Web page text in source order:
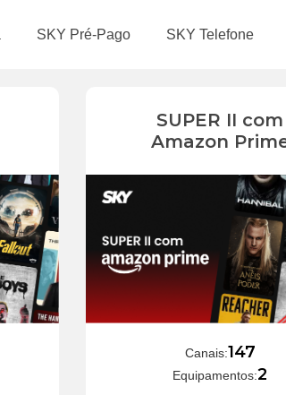
SKY Pré-Pago SKY Telefone
SUPER II com
Amazon
Canais:147
Equipamentos:2